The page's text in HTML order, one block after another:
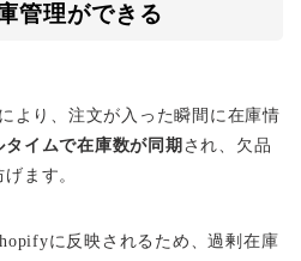
管理ができる
より、注文が入った瞬間に在庫情
タイムで在庫数が同期 され、欠品
ます。
に反映されるため、過剰在庫